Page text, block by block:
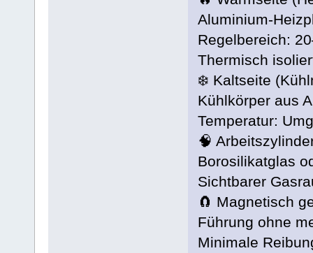
Aluminium-
Regelbereich:
Thermisch
❄️ Kaltseite
Kühlkörper aus
Temperatur:
🧠
Borosilikatglas
Sichtbarer
🧲 Magnetisch
Führung ohne
Minimale